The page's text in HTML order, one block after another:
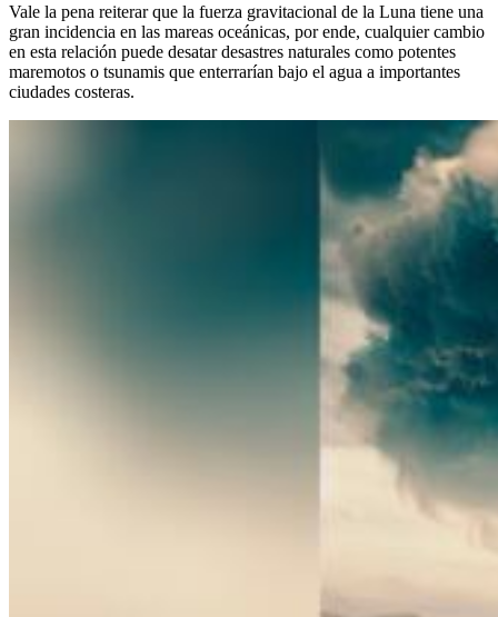
Vale la pena reiterar que la fuerza gravitacional de la Luna tiene una
gran incidencia en las mareas oceánicas, por ende, cualquier cambio
en esta relación puede desatar desastres naturales como potentes
maremotos o tsunamis que enterrarían bajo el agua a importantes
ciudades costeras.